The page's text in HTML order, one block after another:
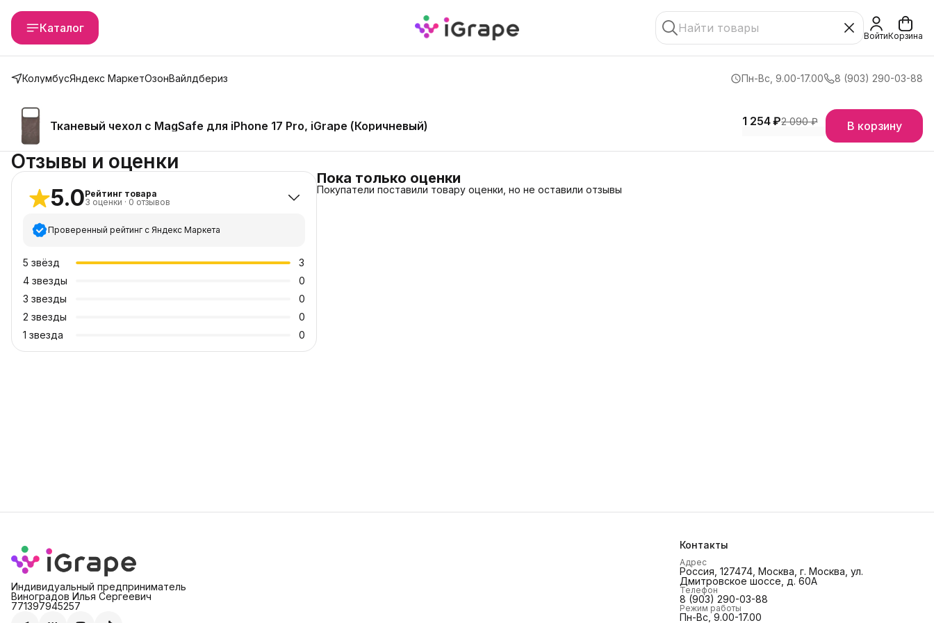
Каталог
ВойтиКорзина
КолумбусЯндекс МаркетОзонВайлдбериз Пн-Вс, 9.00-17.00 8 (903) 290-03-88
Тканевый чехол с MagSafe для iPhone 17 Pro, iGrape (Коричневый) 1 254 ₽2 090 ₽ В корзину
Отзывы и оценки
5.0Рейтинг товара
3 оценки · 0 отзывов
Проверенный рейтинг с Яндекс Маркета
5 звёзд
3
4 звезды
0
3 звезды
0
2 звезды
0
1 звезда 0
Пока только оценки
Покупатели поставили товару оценки, но не оставили отзывы
Индивидуальный предприниматель
Виноградов Илья Сергеевич
771397945257
Контакты
Адрес
Россия, 127474, Москва, г. Москва, ул.
Дмитровское шоссе, д. 60А
Телефон
8 (903) 290-03-88
Режим работы
Пн-Вс, 9.00-17.00